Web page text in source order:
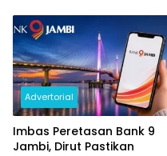
dan Perubahan PIN
Advertorial
Imbas Peretasan Bank 9
Jambi, Dirut Pastikan